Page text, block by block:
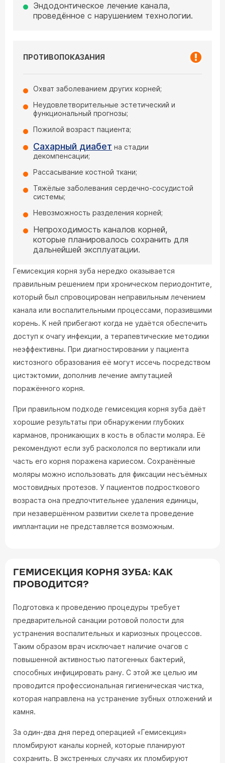
Эндодонтическое лечение канала,
проведённое с нарушением технологии.
ПРОТИВОПОКАЗАНИЯ
Охват заболеванием других корней;
Неудовлетворительные эстетический и
функциональный прогнозы;
Пожилой возраст пациента;
Сахарный диабет на стадии
декомпенсации;
Рассасывание костной ткани;
Тяжёлые заболевания сердечно-сосудистой
системы;
Невозможность разделения корней;
Непроходимость каналов корней,
которые планировалось сохранить для
дальнейшей эксплуатации.
Гемисекция корня зуба нередко оказывается
правильным решением при хроническом периодонтите,
который был спровоцирован неправильным лечением
канала или воспалительными процессами, поразившими
корень. К ней прибегают когда не удаётся обеспечить
доступ к очагу инфекции, а терапевтические методики
неэффективны. При диагностировании у пациента
кистозного образования её могут иссечь посредством
цистэктомии, дополнив лечение ампутацией
поражённого корня.
При правильном подходе гемисекция корня зуба даёт
хорошие результаты при обнаружении глубоких
карманов, проникающих в кость в области моляра. Её
рекомендуют если зуб раскололся по вертикали или
часть его корня поражена кариесом. Сохранённые
моляры можно использовать для фиксации несъёмных
мостовидных протезов. У пациентов подросткового
возраста она предпочтительнее удаления единицы,
при незавершённом развитии скелета проведение
имплантации не представляется возможным.
ГЕМИСЕКЦИЯ КОРНЯ ЗУБА: КАК
ПРОВОДИТСЯ?
Подготовка к проведению процедуры требует
предварительной санации ротовой полости для
устранения воспалительных и кариозных процессов.
Таким образом врач исключает наличие очагов с
повышенной активностью патогенных бактерий,
способных инфицировать рану. С этой же целью им
проводится профессиональная гигиеническая чистка,
которая направлена на устранение зубных отложений и
камня.
За один-два дня перед операцией «Гемисекция»
пломбируют каналы корней, которые планируют
сохранить. В экстренных случаях их пломбируют